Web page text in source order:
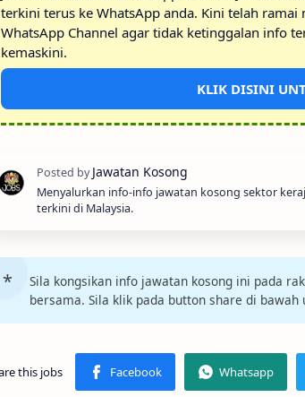
terkini terus ke WhatsApp anda. Kini telah
WhatsApp Channel agar tidak ketinggalan info
kemaskini.
KLIK DISINI
Menyalurkan info-info jawatan kosong sektor
terkini di Malaysia.
Sila kongsikan info jawatan kosong ini pada
bersama. Sila klik pada button share di bawah